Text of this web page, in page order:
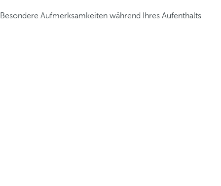
Besondere Aufmerksamkeiten während Ihres Aufenthalts